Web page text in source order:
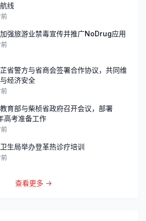
线
强旅游业禁毒宣传并推广NoDrug应用
芷省警方与省商会签署合作协议，共同维
经济安全
育部与柴桢省政府召开会议，部署
高考准备工作
生局举办登革热诊疗培训
查看更多 →